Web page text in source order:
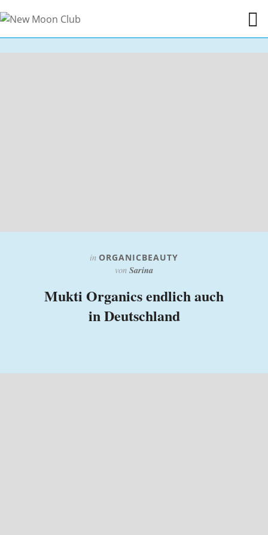
in ORGANICBEAUTY
von Sarina
Mukti Organics endlich auch
in Deutschland